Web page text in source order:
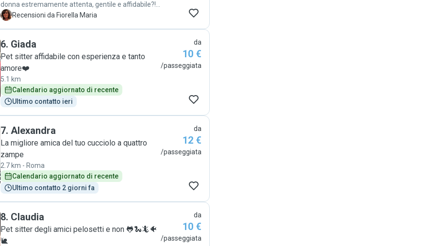
donna estremamente attenta, gentile e affidabile?!
L'avevo già conosciuta anni fa ed è stato veramente
prontamente messa in ascolto delle mie esigenze e
di quelle della mia cagnolina. Mi ha aggiornato con
foto e video ed ha trattato la mia Brie con premura
ed affetto. Sicuramente sarà il mio punto di
riferimento futuro anche per il mio gatto Bico
qualora dovessi affidarlo alle cure di qualcuno. Mi
permetto di consigliare Alessia senza alcun dubbio"
F Recensioni da Fiorella Maria
6. Giada
Pet sitter affidabile con esperienza e tanto
amore❤️
5.1 km
Calendario aggiornato di recente
Ultimo contatto ieri
da
10 €
/passeggiata
7. Alexandra
La migliore amica del tuo cucciolo a quattro
zampe
2.7 km - Roma
Calendario aggiornato di recente
Ultimo contatto 2 giorni fa
da
12 €
/passeggiata
8. Claudia
Pet sitter degli amici pelosetti e non 🐸🐍🦎🐠
🐌
da
10 €
/passeggiata